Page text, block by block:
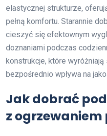
elastycznej strukturze,
pełną komfortu. Starannie
cieszyć się efektownym
doznaniami podczas
konstrukcje, które wyróżniają
bezpośrednio wpływa na
Jak dobrać
z ogrzewaniem